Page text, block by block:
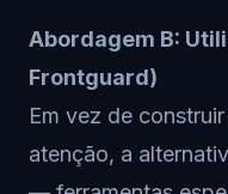
Abordagem B:
Frontguard)
Em vez de
atenção, a